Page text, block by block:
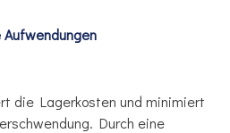
die Lagerkosten und minimiert
Durch eine